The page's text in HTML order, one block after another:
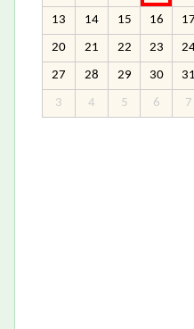
13 14 15 16 17
20 21 22 23
27 28 29 30 31
3 4 5 6 7